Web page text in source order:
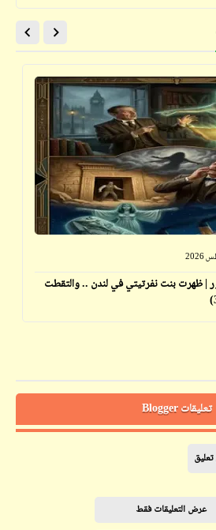
| ظهرت بنت نفرتيتي في لندن .. والتقطت
تعليقات Blogger
عرض التعليقات فقط